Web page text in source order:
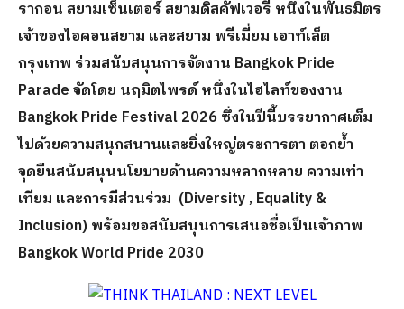
รากอน สยามเซ็นเตอร์ สยามดิสคัฟเวอรี่ หนึ่งในพันธมิตร
เจ้าของไอคอนสยาม และสยาม พรีเมี่ยม เอาท์เล็ต
กรุงเทพ ร่วมสนับสนุนการจัดงาน Bangkok Pride
Parade จัดโดย นฤมิตไพรด์ หนึ่งในไฮไลท์ของงาน
Bangkok Pride Festival 2026 ซึ่งในปีนี้บรรยากาศเต็ม
ไปด้วยความสนุกสนานและยิ่งใหญ่ตระการตา ตอกย้ำ
จุดยืนสนับสนุนนโยบายด้านความหลากหลาย ความเท่า
เทียม และการมีส่วนร่วม (Diversity , Equality &
Inclusion)พร้อมขอสนับสนุนการเสนอชื่อเป็นเจ้าภาพ
Bangkok World Pride 2030